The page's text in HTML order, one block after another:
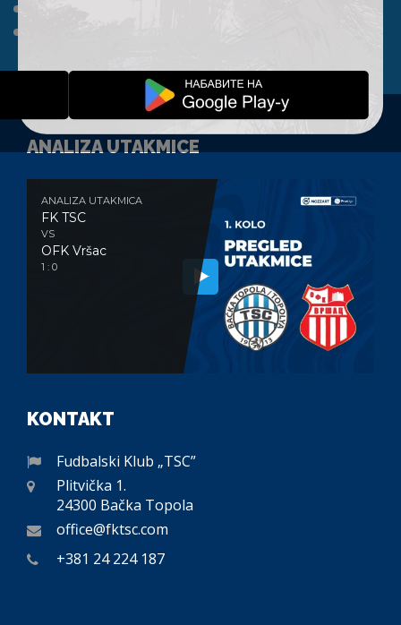
ANALIZA UTAKMICE
ANALIZA UTAKMICA
FK TSC
VS
OFK Vršac
1 : 0
KONTAKT
Fudbalski Klub „TSC”
Plitvička 1.
24300 Bačka Topola
office@fktsc.com
+381 24 224 187